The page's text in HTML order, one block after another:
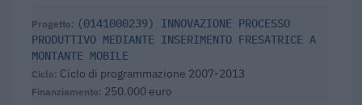
(0141000239) INNOVAZIONE PROCESSO
PRODUTTIVO MEDIANTE INSERIMENTO FRESATRICE A
MONTANTE MOBILE
Ciclo di programmazione 2007-2013
250.000 euro